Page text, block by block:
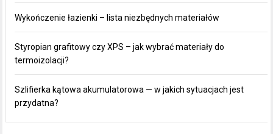
Wykończenie łazienki – lista niezbędnych materiałów
Styropian grafitowy czy XPS – jak wybrać materiały do
termoizolacji?
Szlifierka kątowa akumulatorowa — w jakich sytuacjach jest
przydatna?